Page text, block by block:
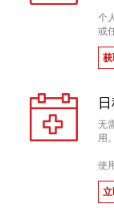
个
或
无
用。
使